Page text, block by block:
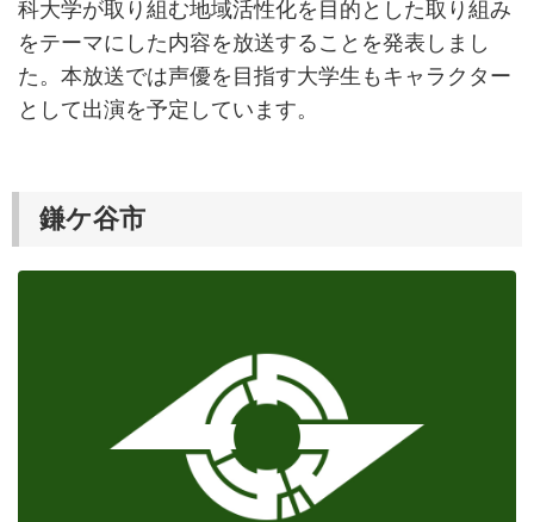
科大学が取り組む地域活性化を目的とした取り組み
をテーマにした内容を放送することを発表しまし
た。本放送では声優を目指す大学生もキャラクター
として出演を予定しています。
鎌ケ谷市